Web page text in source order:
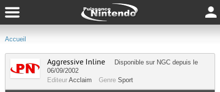
Accueil
Aggressive Inline Disponible sur NGC depuis le
06/09/2002
Editeur Acclaim Genre Sport